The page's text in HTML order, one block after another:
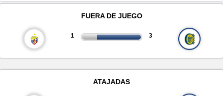
FUERA DE JUEGO
1 3
ATAJADAS